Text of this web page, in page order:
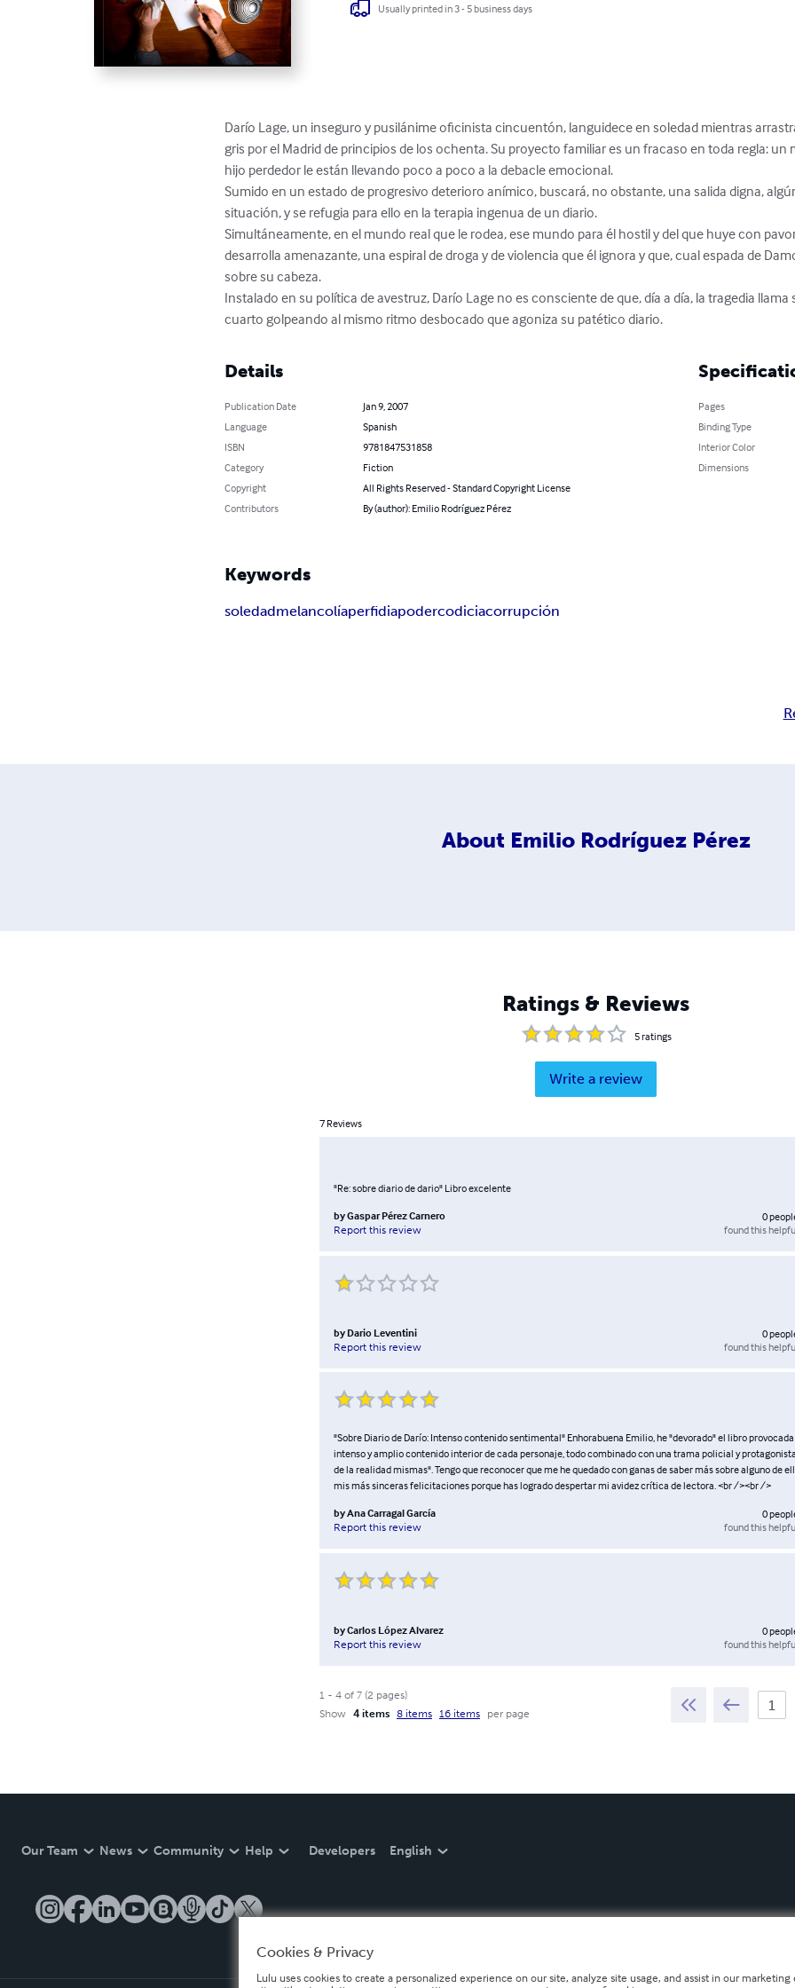
Usually printed in 3 - 5 business days
Darío Lage, un inseguro y pusilánime oficinista cincuentón, languidece en soledad mientras
gris por el Madrid de principios de los ochenta. Su proyecto familiar es un fracaso en toda regla:
hijo perdedor le están llevando poco a poco a la debacle emocional.
Sumido en un estado de progresivo deterioro anímico, buscará, no obstante, una salida digna,
situación, y se refugia para ello en la terapia ingenua de un diario.
Simultáneamente, en el mundo real que le rodea, ese mundo para él hostil y del que huye con
desarrolla amenazante, una espiral de droga y de violencia que él ignora y que, cual espada de
sobre su cabeza.
Instalado en su política de avestruz, Darío Lage no es consciente de que, día a día, la tragedia llama
cuarto golpeando al mismo ritmo desbocado que agoniza su patético diario.
Details
Publication Date
Jan 9, 2007
Language
Spanish
ISBN
9781847531858
Category
Fiction
Copyright
All Rights Reserved - Standard Copyright License
Contributors
By (author): Emilio Rodríguez Pérez
Pages
Binding Type
Interior Color
Dimensions
Keywords
soledadmelancolíaperfidiapodercodiciacorrupción
About Emilio Rodríguez Pérez
Ratings & Reviews
5ratings
Write a review
7 Reviews
"Re: sobre diario de dario" Libro excelente
byGaspar Pérez Carnero
Report this review
0
found this
by Dario Leventini
Report this review
0
found this
"Sobre Diario de Darío: Intenso contenido sentimental" Enhorabuena Emilio, he "devorado" el libro
intenso y amplio contenido interior de cada personaje, todo combinado con una trama policial y
de la realidad mismas". Tengo que reconocer que me he quedado con ganas de saber más sobre alguno de
mis más sinceras felicitaciones porque has logrado despertar mi avidez crítica de lectora. <br /><br />
byAna Carragal García
Report this review
0
found this
byCarlos López Alvarez
Report this review
0
found this
1- 4 of 7(2 pages)
Show 4 items 8 items 16 items per page
Our Team News Community Help Developers English
Cookies & Privacy
Lulu uses cookies to create a personalized experience on our site, analyze site usage, and assist in our